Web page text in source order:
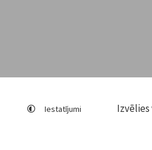
Iestatījumi Izvēlies